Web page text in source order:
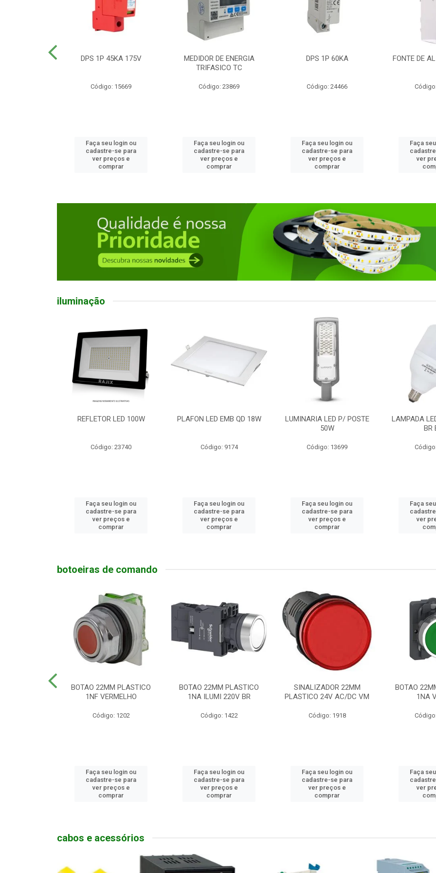
DPS 1P 45KA 175V
Código: 15669
Faça seu login ou
cadastre-se para
ver preços e
comprar
MEDIDOR DE ENERGIA
TRIFASICO TC
Código: 23869
Faça seu login ou
cadastre-se para
ver preços e
comprar
DPS 1P 60KA
Código: 24466
Faça seu login ou
cadastre-se para
ver preços e
comprar
FONTE DE
Faça
ver
iluminação
PLAFON LED EMB QD 18W
Código: 9174
Faça seu login ou
cadastre-se para
ver preços e
comprar
LUMINARIA LED P/ POSTE
Código: 13699
Faça seu login ou
cadastre-se para
ver preços e
comprar
LAMPADA LED BULBO 50W
BR E27
Código: 10686
Faça seu login ou
cadastre-se para
ver preços e
comprar
Faça
ver
botoeiras de comando
BOTAO 22MM PLASTICO
1NF VERMELHO
Código: 1202
Faça seu login ou
cadastre-se para
ver preços e
comprar
BOTAO 22MM PLASTICO
1NA ILUMI 220V BR
Código: 1422
Faça seu login ou
cadastre-se para
ver preços e
comprar
SINALIZADOR 22MM
PLASTICO 24V AC/DC VM
Código: 1918
Faça seu login ou
cadastre-se para
ver preços e
comprar
BOTAO
1NA
Faça
ver
cabos e acessórios